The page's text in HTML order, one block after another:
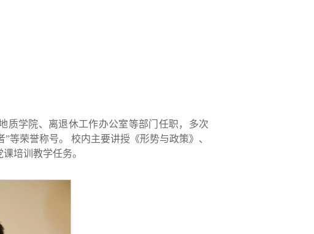
质学院、离退休工作办公室等部门任职，多次
等荣誉称号。 校内主要讲授《形势与政策》、
培训教学任务。